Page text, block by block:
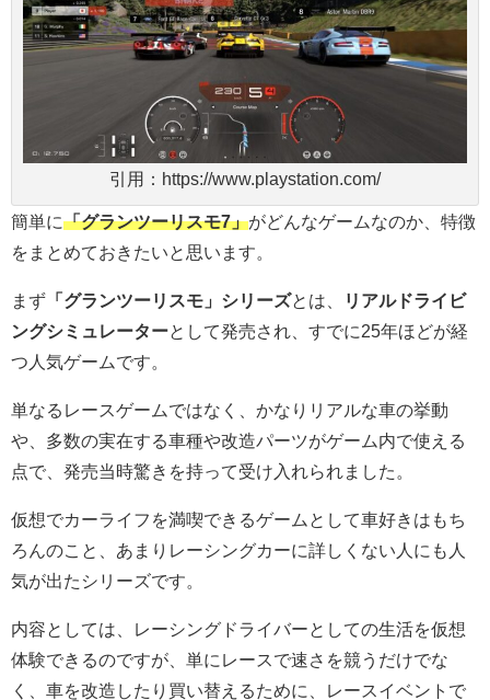
引用：https://www.playstation.com/
簡単に「グランツーリスモ7」がどんなゲームなのか、特徴
をまとめておきたいと思います。
まず 「グランツーリスモ」シリーズとは、
リアルドライビ
ングシミュレーターとして発売され、すでに25年ほどが経
つ人気ゲームです。
単なるレースゲームではなく、かなりリアルな車の挙動
や、多数の実在する車種や改造パーツがゲーム内で使える
点で、発売当時驚きを持って受け入れられました。
仮想でカーライフを満喫できるゲームとして車好きはもち
ろんのこと、あまりレーシングカーに詳しくない人にも人
気が出たシリーズです。
内容としては、レーシングドライバーとしての生活を仮想
体験できるのですが、単にレースで速さを競うだけでな
く、車を改造したり買い替えるために、レースイベントで